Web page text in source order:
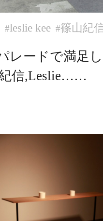
#leslie kee #篠山紀
レードで満足
紀信,Leslie……